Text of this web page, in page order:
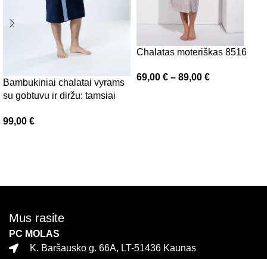
Bambukiniai chalatai vyrams
su gobtuvu ir diržu: tamsiai
99,00 €
Chalatas moteriškas 8516
69,00 € – 89,00 €
Mus rasite
PC MOLAS
K. Baršausko g. 66A, LT-51436 Kaunas